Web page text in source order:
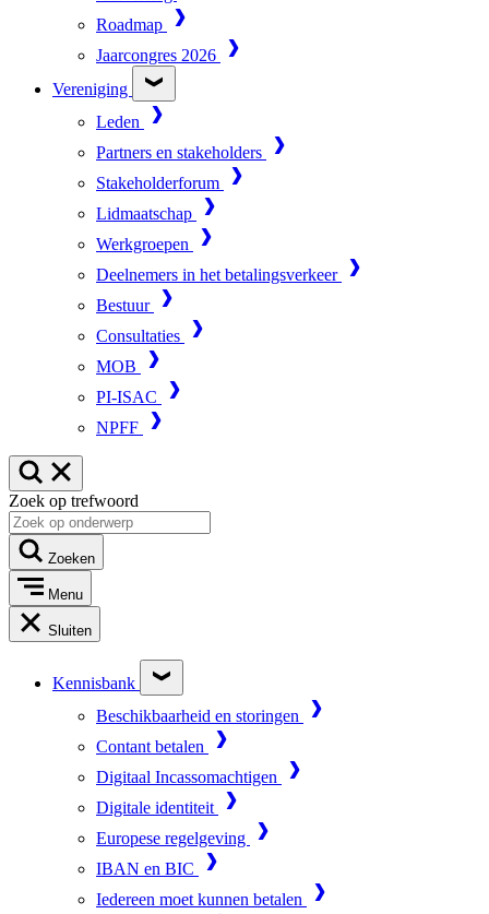
Roadmap
Jaarcongres 2026
Vereniging
Leden
Partners en stakeholders
Stakeholderforum
Lidmaatschap
Werkgroepen
Deelnemers in het betalingsverkeer
Bestuur
Consultaties
MOB
PI-ISAC
NPFF
Zoek op trefwoord
Zoeken
Menu
Sluiten
Kennisbank
Beschikbaarheid en storingen
Contant betalen
Digitaal Incassomachtigen
Digitale identiteit
Europese regelgeving
IBAN en BIC
Iedereen moet kunnen betalen